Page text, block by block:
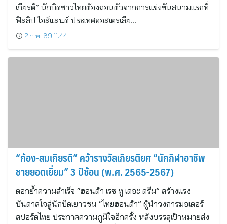
เกียรติ” นักบิดชาวไทยต้องถอนตัวจากการแข่งขันสนามแรกที่
ฟิลลิป ไอส์แลนด์ ประเทศออสเตรเลีย…
2 ก.พ. 69 11:44
“ก้อง-สมเกียรติ” คว้ารางวัลเกียรติยศ “นักกีฬาอาชีพ
ชายยอดเยี่ยม” 3 ปีซ้อน (พ.ศ. 2565-2567)
ตอกย้ำความสำเร็จ “ฮอนด้า เรซ ทู เดอะ ดรีม” สร้างแรง
บันดาลใจสู่นักบิดเยาวชน “ไทยฮอนด้า” ผู้นำวงการมอเตอร์
สปอร์ตไทย ประกาศความภูมิใจอีกครั้ง หลังบรรลุเป้าหมายส่ง